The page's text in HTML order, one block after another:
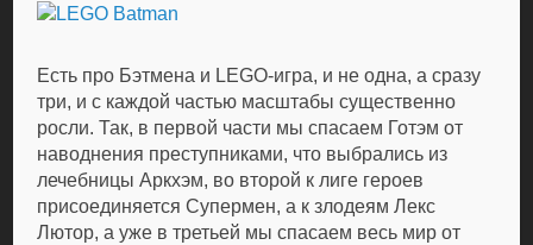
Есть про Бэтмена и LEGO-игра, и не одна, а сразу
три, и с каждой частью масштабы существенно
росли. Так, в первой части мы спасаем Готэм от
наводнения преступниками, что выбрались из
лечебницы Аркхэм, во второй к лиге героев
присоединяется Супермен, а к злодеям Лекс
Лютор, а уже в третьей мы спасаем весь мир от